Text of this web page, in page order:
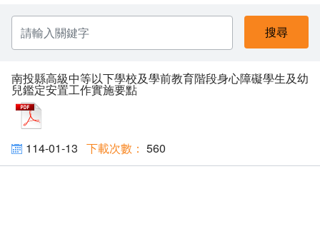
請
輸
入
關
字
南投縣高級中等以下學校及學前教育階段身心障礙學生及幼
兒鑑定安置工作實施要點
114-01-13 560